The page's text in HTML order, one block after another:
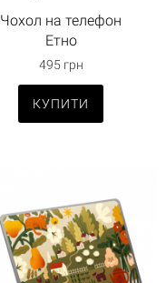
Чохол на телефон
Етно
495 грн
КУПИТИ